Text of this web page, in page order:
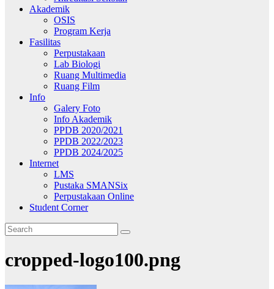
Akademik
OSIS
Program Kerja
Fasilitas
Perpustakaan
Lab Biologi
Ruang Multimedia
Ruang Film
Info
Galery Foto
Info Akademik
PPDB 2020/2021
PPDB 2022/2023
PPDB 2024/2025
Internet
LMS
Pustaka SMANSix
Perpustakaan Online
Student Corner
cropped-logo100.png